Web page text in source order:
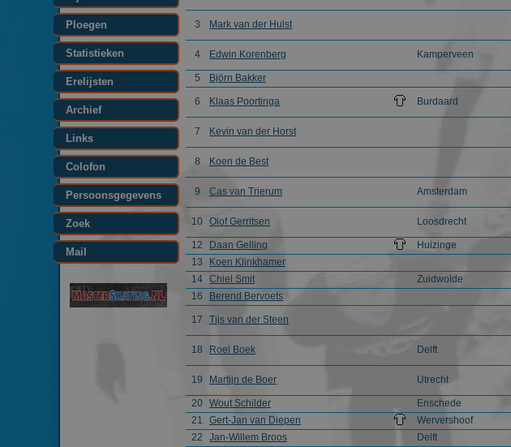
Ploegen
Statistieken
Erelijsten
Archief
Links
Colofon
Persoonsgegevens
Zoek
Mail
3
Mark van der Hulst
4
Edwin Korenberg Kamperveen
5
Björn Bakker
6
Klaas Poortinga Burdaard
7
Kevin van der Horst
8
Koen de Best
9
Cas van Trierum Amsterdam
10 Olof Gerritsen Loosdrecht
12
Daan Gelling Huizinge
13
Koen Klinkhamer
14 Chiel Smit Zuidwolde
16
Berend Bervoets
17
Tijs van der Steen
18
Roel Boek Delft
19
Martijn de Boer Utrecht
20 Wout Schilder Enschede
21
Gert-Jan van Diepen Wervershoof
22
Jan-Willem Broos Delft